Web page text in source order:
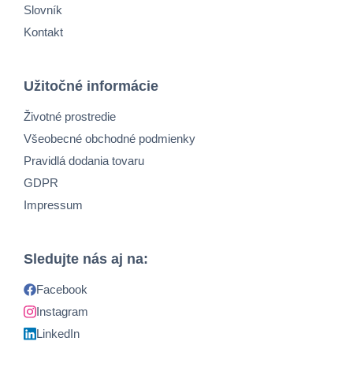
Slovník
Kontakt
Užitočné informácie
Životné prostredie
Všeobecné obchodné podmienky
Pravidlá dodania tovaru
GDPR
Impressum
Sledujte nás aj na:
Facebook
Instagram
LinkedIn